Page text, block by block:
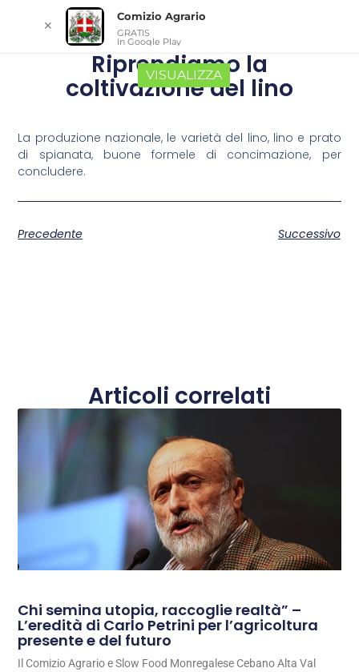
Riprendiamo la
coltivazione del lino
La produzione nazionale, le varietà del lino, lino e prato
di spianata, buone formele di concimazione, per
concludere.
Precedente Successivo
Articoli correlati
Chi semina utopia, raccoglie realtà” –
L’eredità di Carlo Petrini per l’agricoltura
presente e del futuro
Il Comizio Agrario e Slow Food Monregalese Cebano Alta Val
✕
Comizio Agrario
GRATIS
In Google Play
VISUALIZZA